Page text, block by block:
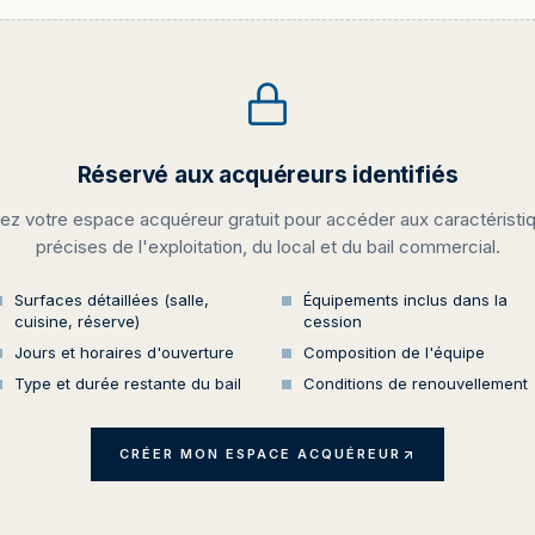
Réservé aux acquéreurs identifiés
votre espace acquéreur gratuit pour accéder aux
précises de l'exploitation, du local et du bail commercial.
Surfaces détaillées (salle,
cuisine, réserve)
Équipements inclus dans la
cession
Jours et horaires d'ouverture
Composition de l'équipe
Type et durée restante du bail
Conditions de renouvellement
CRÉER MON ESPACE ACQUÉREUR